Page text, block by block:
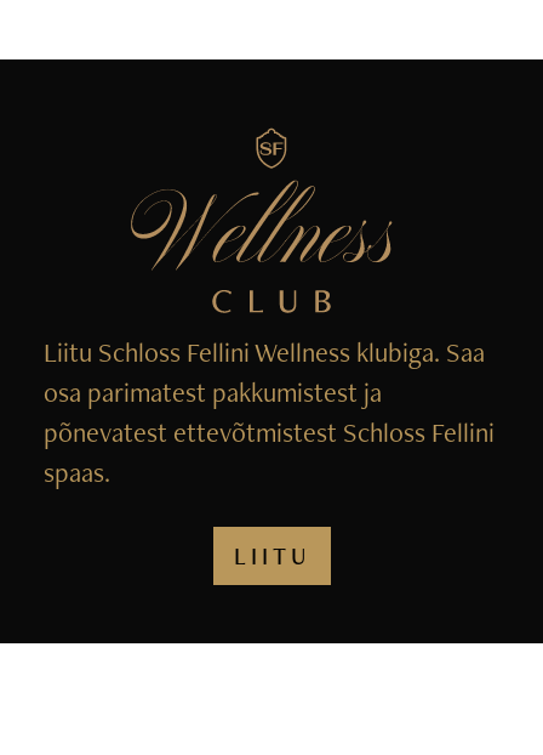
Liitu Schloss Fellini Wellness klubiga. Saa
osa parimatest pakkumistest ja
põnevatest ettevõtmistest Schloss Fellini
spaas.
LIITU